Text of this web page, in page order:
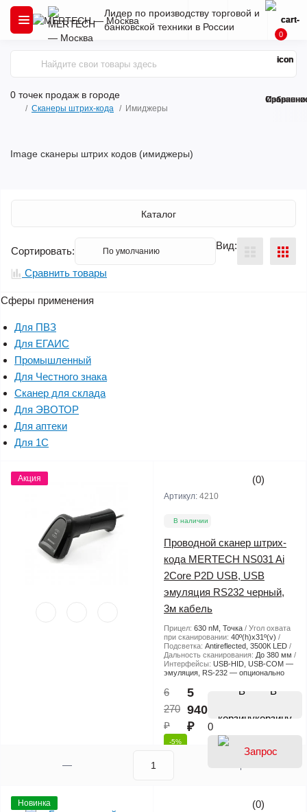
Лидер по производству торговой и
банковской техники в России
0 точек продаж в городе
0
Сканеры штрих-кода Имиджеры
Image сканеры штрих кодов (имиджеры)
Каталог
Сортировать: Вид:
Сравнить товары
Сферы применения
Для ПВЗ
Для ЕГАИС
Промышленный
Для Честного знака
Сканер для склада
Для ЭВОТОР
Для аптеки
Для 1С
Акция (0)
Артикул: 4210
В наличии
Проводной сканер штрих-
кода MERTECH NS031 Ai
2Core P2D USB, USB
эмуляция RS232 черный,
3м кабель
Прицел: 630 nM, Точка
Угол охвата
при сканировании: 40º(h)x31º(v)
Подсветка: Antireflected, 3500К LED
Дальность сканирования: До 380 мм
Интерфейсы: USB-HID, USB-COM —
эмуляция, RS-232 — опционально
6
270
₽
-5%
5
940
₽
В
корзину
0
Новинка (0)